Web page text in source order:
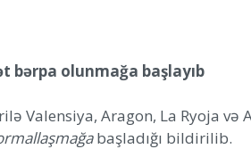
bərpa olunmağa başlayıb
Valensiya, Aragon, La Ryoja
başladığı bildirilib.